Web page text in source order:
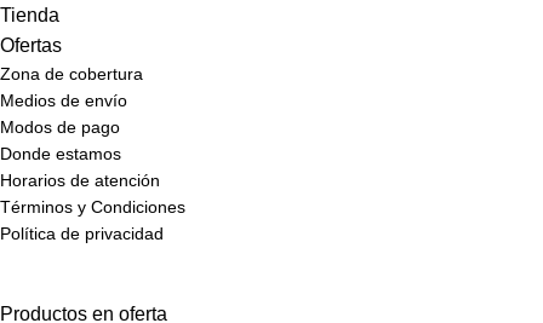
Tienda
Ofertas
Zona de cobertura
Medios de envío
Modos de pago
Donde estamos
Horarios de atención
Términos y Condiciones
Política de privacidad
Productos en oferta